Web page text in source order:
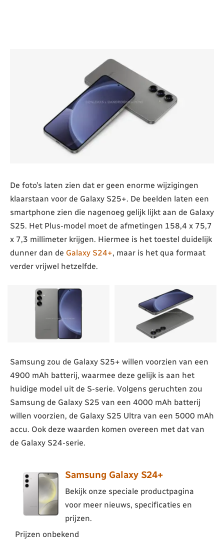
De foto’s laten zien dat er geen enorme wijzigingen
klaarstaan voor de Galaxy S25+. De beelden laten een
smartphone zien die nagenoeg gelijk lijkt aan de Galaxy
S25. Het Plus-model moet de afmetingen 158,4 x 75,7
x 7,3 millimeter krijgen. Hiermee is het toestel duidelijk
dunner dan de Galaxy S24+, maar is het qua formaat
verder vrijwel hetzelfde.
Samsung zou de Galaxy S25+ willen voorzien van een
4900 mAh batterij, waarmee deze gelijk is aan het
huidige model uit de S-serie. Volgens geruchten zou
Samsung de Galaxy S25 van een 4000 mAh batterij
willen voorzien, de Galaxy S25 Ultra van een 5000 mAh
accu. Ook deze waarden komen overeen met dat van
de Galaxy S24-serie.
Samsung Galaxy S24+
Bekijk onze speciale productpagina
voor meer nieuws, specificaties en
prijzen.
Prijzen onbekend